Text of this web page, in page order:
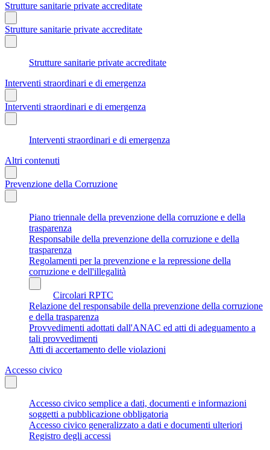
Strutture sanitarie private accreditate
Strutture sanitarie private accreditate
Strutture sanitarie private accreditate
Interventi straordinari e di emergenza
Interventi straordinari e di emergenza
Interventi straordinari e di emergenza
Altri contenuti
Prevenzione della Corruzione
Piano triennale della prevenzione della corruzione e della
trasparenza
Responsabile della prevenzione della corruzione e della
trasparenza
Regolamenti per la prevenzione e la repressione della
corruzione e dell'illegalità
Circolari RPTC
Relazione del responsabile della prevenzione della corruzione
e della trasparenza
Provvedimenti adottati dall'ANAC ed atti di adeguamento a
tali provvedimenti
Atti di accertamento delle violazioni
Accesso civico
Accesso civico semplice a dati, documenti e informazioni
soggetti a pubblicazione obbligatoria
Accesso civico generalizzato a dati e documenti ulteriori
Registro degli accessi